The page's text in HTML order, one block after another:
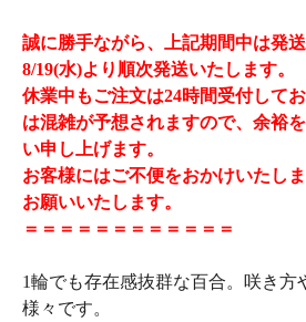
誠に勝手ながら、上記期間中は発
8/19(水)より順次発送いたします。
休業中もご注文は24時間受付して
は混雑が予想されますので、余裕
い申し上げます。
お客様にはご不便をおかけいたし
お願いいたします。
＝＝＝＝＝＝＝＝＝＝＝＝
1輪でも存在感抜群な百合。咲き方
様々です。